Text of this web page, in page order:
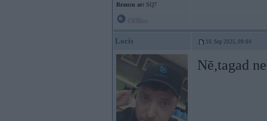
Braucu ar: SQ7
Locis 10. Sep 2025, 09:04
Nē,tagad